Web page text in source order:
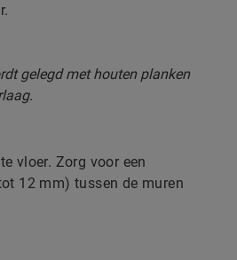
vloer. Zorg voor een
12 mm) tussen de muren